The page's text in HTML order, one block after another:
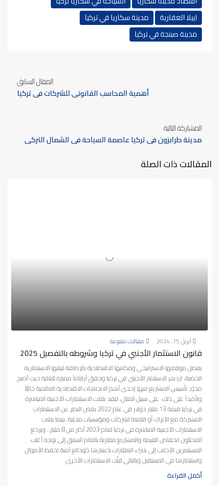
ايبلا العقارية
مدينة سكاريا في تركيا
مدينة صبنجة في تركيا
المقال السابق
أهمية المحاسب القانوني للشركات في تركيا
المشاركة التالية
مدينة طرابزون في تركيا عاصمة السياحة في الشمال التركي
المقالات ذات الصلة
أبريل 15, 2024 مقالات متنوعة
قانون الاستثمار الأجنبي في تركيا وشروطه بالتفصيل 2025
بفضل موقعها الاستراتيجي ومكانتها الاقتصادية بالإضافة لبيئتها الاستثمارية
الخصبة، ازدهر الاستثمار الأجنبي في تركيا وحقق أرقاماً مميزة للغاية حيث أصبح
مجرّد تأسيس المشاريع فيها إحدى أهم الاتجاهات الاقتصادية العالمية حاليّاً.
وتأكيداً على ذلك، على سبيل المثال، فقد بلغت الاستثمارات الأجنبية المباشرة
في تركيا قيمة 13 مليار دولار في عام 2022 بغض النظر عن الاستثمارات
المشتركة مع الأتراك أو التابعة لشركات ومؤسسات محلية. بينما بلغت
الاستثمارات الأجنبية المباشرة في تركيا لعام 2023 أكثر من 8 مليار.. ويرجع
المحللون انخفاض القيمة والمشاريع مقارنةً بالعام السابق إلى توجه أغلب
المستثمرين الأجانب إلى شراء العقارات باعتبارها كودائع آمنة لحفظ الأموال
واستثمارها في المستقبل وبالتالي قلّت الاستثمارات الأخرى.
أكمل القراءة